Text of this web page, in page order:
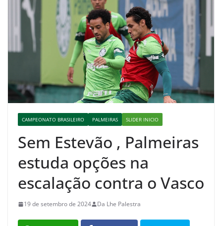
CAMPEONATO BRASILEIRO PALMEIRAS SLIDER INICIO
Sem Estevão , Palmeiras
estuda opções na
escalação contra o Vasco
19 de setembro de 2024 Da Lhe Palestra